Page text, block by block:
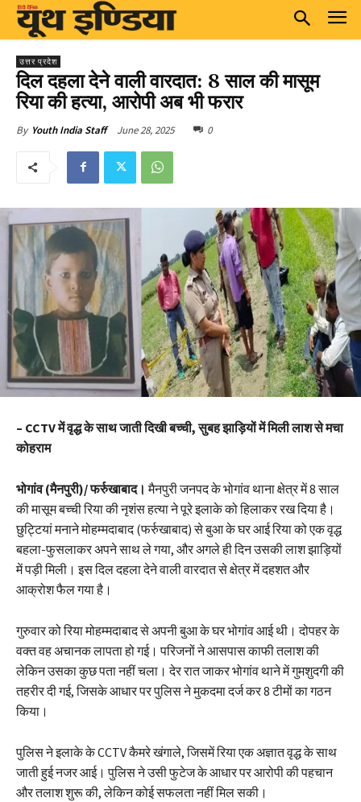
उत्तर प्रदेश
दिल दहला देने वाली वारदात: 8 साल की मासूम
रिया की हत्या, आरोपी अब भी फरार
By Youth India Staff June 28, 2025 0
– CCTV में वृद्ध के साथ जाती दिखी बच्ची, सुबह झाड़ियों में मिली लाश से मचा
कोहराम
भोगांव (मैनपुरी)/ फर्रुखाबाद। मैनपुरी जनपद के भोगांव थाना क्षेत्र में 8 साल
की मासूम बच्ची रिया की नृशंस हत्या ने पूरे इलाके को हिलाकर रख दिया है।
छुट्टियां मनाने मोहम्मदाबाद (फर्रुखाबाद) से बुआ के घर आई रिया को एक वृद्ध
बहला-फुसलाकर अपने साथ ले गया, और अगले ही दिन उसकी लाश झाड़ियों
में पड़ी मिली। इस दिल दहला देने वाली वारदात से क्षेत्र में दहशत और
आक्रोश फैल गया है।
गुरुवार को रिया मोहम्मदाबाद से अपनी बुआ के घर भोगांव आई थी। दोपहर के
वक्त वह अचानक लापता हो गई। परिजनों ने आसपास काफी तलाश की
लेकिन उसका कुछ पता नहीं चला। देर रात जाकर भोगांव थाने में गुमशुदगी की
तहरीर दी गई, जिसके आधार पर पुलिस ने मुकदमा दर्ज कर 8 टीमों का गठन
किया।
पुलिस ने इलाके के CCTV कैमरे खंगाले, जिसमें रिया एक अज्ञात वृद्ध के साथ
जाती हुई नजर आई। पुलिस ने उसी फुटेज के आधार पर आरोपी की पहचान
और तलाश शुरू की, लेकिन कोई सफलता नहीं मिल सकी।